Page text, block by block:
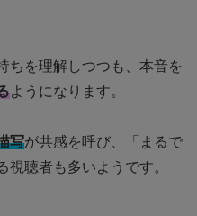
ちを理解しつつも、本音を
ようになります。
写が共感を呼び、「まるで
視聴者も多いようです。